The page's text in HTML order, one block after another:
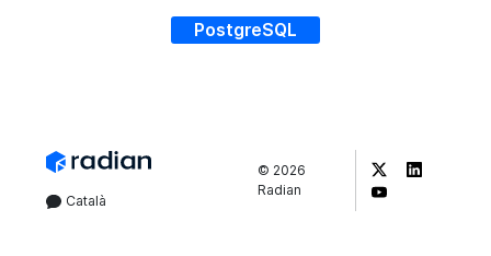
PostgreSQL
Català
© 2026
Radian